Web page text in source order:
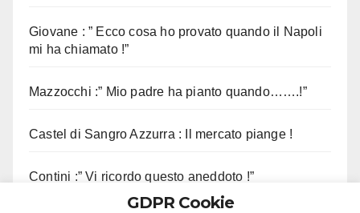
Giovane : ” Ecco cosa ho provato quando il Napoli
mi ha chiamato !”
Mazzocchi :” Mio padre ha pianto quando…….!”
Castel di Sangro Azzurra : Il mercato piange !
Contini :” Vi ricordo questo aneddoto !”
GDPR Cookie